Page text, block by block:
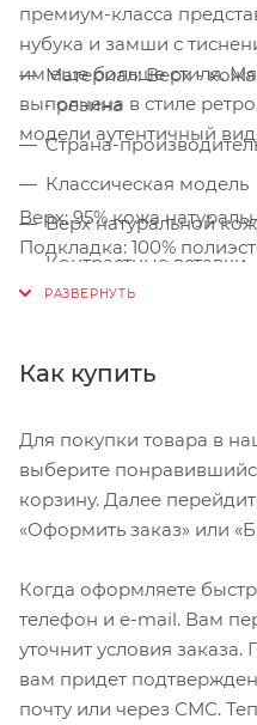
премиум-класса
нубука и замши с
им еще больше стиля.
выполнена в стиле
модели аутентичный
Материал: Верх -
- резина
Страна-
Классическая модель
Верх натуральной
Контрастные вставки
Стабилизационная
Прочная резиновая
Лаконичный брендинг
Фирменный патч
Верх: 95% кожа
Подкладка: 100%
Как купить
Для покупки товара в
выберите
корзину. Далее
«Оформить заказ» или
Когда оформляете
телефон и e-mail. Вам
уточнит условия заказа.
вам придет
почту или через СМС.